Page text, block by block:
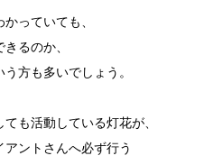
っていても、
るのか、
方も多いでしょう。
も活動している灯花が、
ントさんへ必ず行う